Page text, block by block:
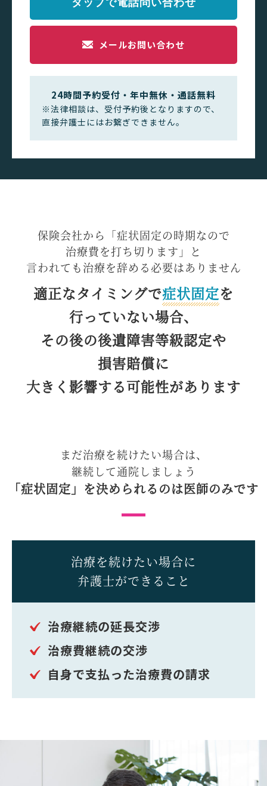
メールお問い合わせ
24時間予約受付・年中無休・通話無料
※法律相談は、受付予約後となりますので、
直接弁護士にはお繋ぎできません。
保険会社から 「症状固定の時期なので
治療費を打ち切ります」と
言われても治療を辞める必要はありません
適正なタイミングで症状固定を
行っていない場合、
その後の後遺障害等級認定や
損害賠償に
大きく影響する可能性があります
まだ治療を続けたい場合は、
継続して通院しましょう
「症状固定」を決められるのは医師のみです
治療を続けたい場合に
弁護士ができること
治療継続の延長交渉
治療費継続の交渉
自身で支払った治療費の請求